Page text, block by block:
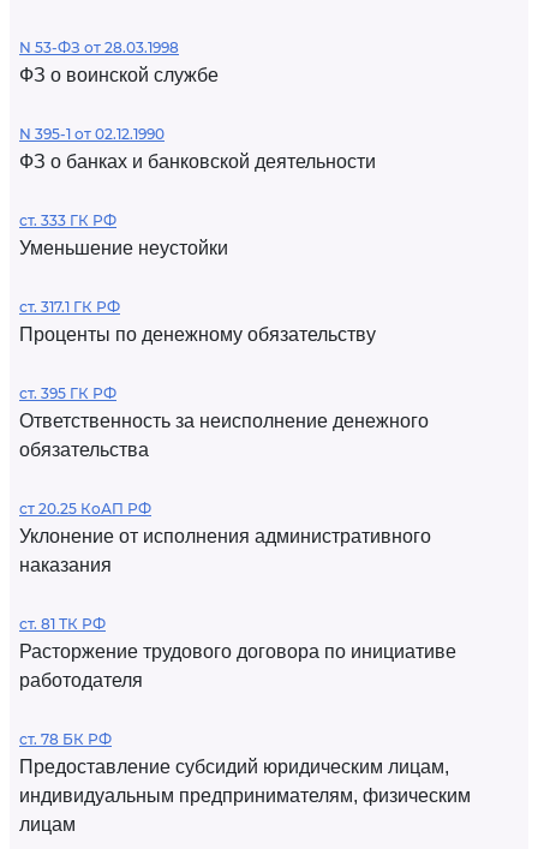
N 53-ФЗ от 28.03.1998
ФЗ о воинской службе
N 395-1 от 02.12.1990
ФЗ о банках и банковской деятельности
ст. 333 ГК РФ
Уменьшение неустойки
ст. 317.1 ГК РФ
Проценты по денежному обязательству
ст. 395 ГК РФ
Ответственность за неисполнение денежного
обязательства
ст 20.25 КоАП РФ
Уклонение от исполнения административного
наказания
ст. 81 ТК РФ
Расторжение трудового договора по инициативе
работодателя
ст. 78 БК РФ
Предоставление субсидий юридическим лицам,
индивидуальным предпринимателям, физическим
лицам